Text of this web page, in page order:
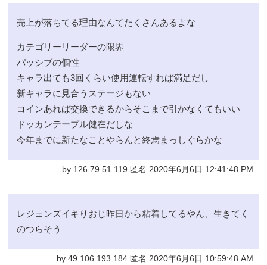
売上が落ちてる理由なんてたくさんあるよな
カテゴリーリーダーの限界
パッシブの個性
キャラ出ても3回くらい使用運転すれば満足だし
新キャラに見合うステージもない
コインあれば交換できるからそこまで引かなくてもいい
ドッカンテーブル健在だしな
今年までに新たなことやらんと終焉まっしぐらかな
by 126.79.51.119 匿名 2020年6月6日 12:41:48 PM
レジェンズイキりおじ昨日から粘着してるやん、生きてく
のつらそう
by 49.106.193.184 匿名 2020年6月6日 10:59:48 AM